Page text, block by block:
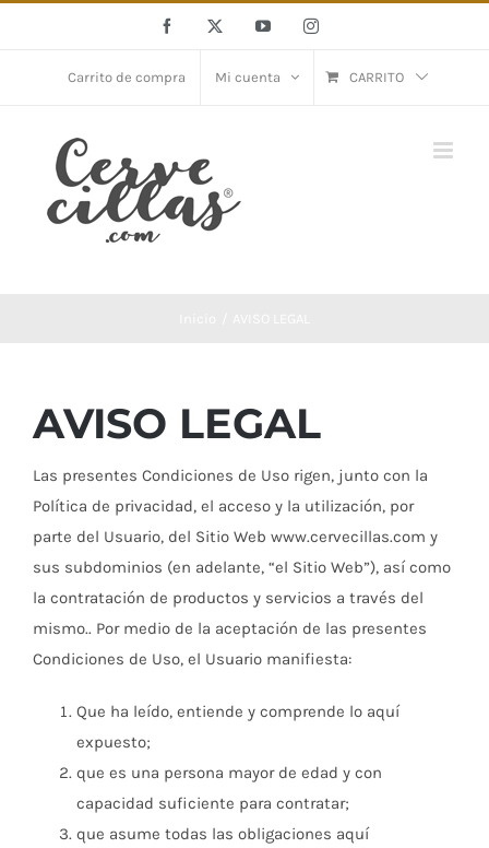
contenido
Facebook YouTubeInstagram
Carrito de compra Mi cuenta CARRITO
AVISO LEGAL
Las presentes Condiciones de Uso rigen, junto con la
Política de privacidad, el acceso y la utilización, por
parte del Usuario, del Sitio Web www.cervecillas.com y
sus subdominios (en adelante, “el Sitio Web”), así como
la contratación de productos y servicios a través del
mismo.. Por medio de la aceptación de las presentes
Condiciones de Uso, el Usuario manifiesta:
Que ha leído, entiende y comprende lo aquí
expuesto;
que es una persona mayor de edad y con
capacidad suficiente para contratar;
que asume todas las obligaciones aquí